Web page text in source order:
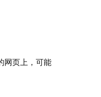
网页上，可能